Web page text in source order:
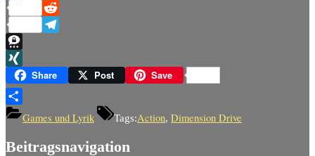
Pinterest
Reddit
Telegram
Threema
XINGShare Post Save
TeilenGames und Lyrik Tags:Action, Dimension Drive
Beitragsnavigation